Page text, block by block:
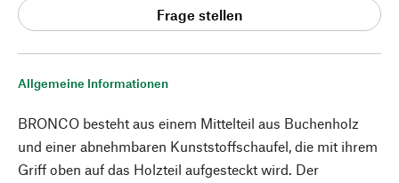
Allgemeine Informationen
BRONCO besteht aus einem Mittelteil aus Buchenholz
und einer abnehmbaren Kunststoffschaufel, die mit ihrem
Griff oben auf das Holzteil aufgesteckt wird. Der
Frage stellen